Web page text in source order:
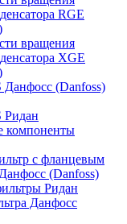
RGE
вращения
XGE
Данфосс (Danfoss)
Ридан
компоненты
с фланцевым
(Danfoss)
Ридан
Данфосс